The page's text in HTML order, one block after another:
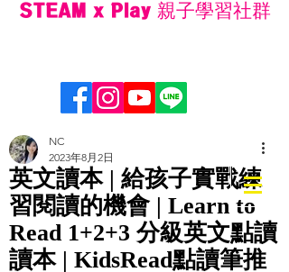
STEAM x Play 親子學習社群
英文讀本 | 給孩子實戰練
習閱讀的機會 | Learn to
Read 1+2+3 分級英文點讀
讀本 | KidsRead點讀筆推
NC
2023年8月2日